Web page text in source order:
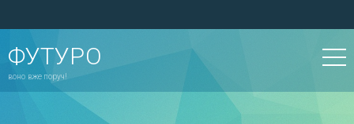
ФУТУРО
воно вже поруч!